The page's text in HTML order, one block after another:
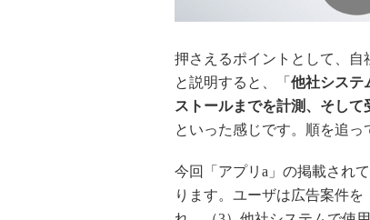
押さえるポイントとして、
と説明すると、「 他社システ
ストールまでを計測、そし
といった感じです。順を追っ
今回「アプリa」の掲載され
ります。ユーザは広告案件